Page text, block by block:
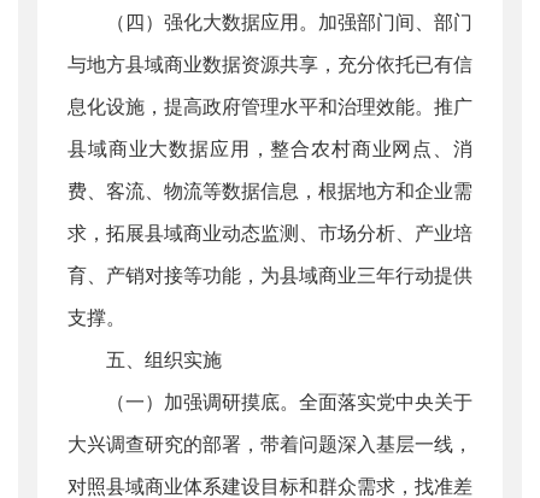
（四）强化大数据应用。加强部门间、部门
与地方县域商业数据资源共享，充分依托已有信
息化设施，提高政府管理水平和治理效能。推广
县域商业大数据应用，整合农村商业网点、消
费、客流、物流等数据信息，根据地方和企业需
求，拓展县域商业动态监测、市场分析、产业培
育、产销对接等功能，为县域商业三年行动提供
支撑。
五、组织实施
（一）加强调研摸底。全面落实党中央关于
大兴调查研究的部署，带着问题深入基层一线，
对照县域商业体系建设目标和群众需求，找准差